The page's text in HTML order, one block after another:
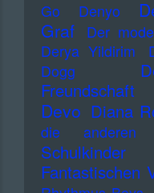
Go
Denyo
Graf
Der
Derya Yildirim
Dogg
Freundschaft
Devo Diana
die anderen
Schulkinder
Fantastischen